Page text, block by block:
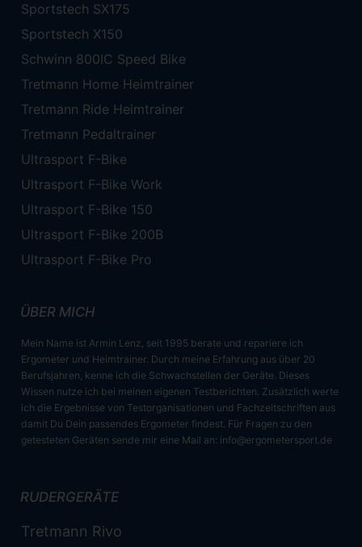
Sportstech SX175
Sportstech X150
Schwinn 800IC Speed Bike
Tretmann Home Heimtrainer
Tretmann Ride Heimtrainer
Tretmann Pedaltrainer
Ultrasport F-Bike
Ultrasport F-Bike Work
Ultrasport F-Bike 150
Ultrasport F-Bike 200B
Ultrasport F-Bike Pro
ÜBER MICH
Mein Name ist Armin Lenz, seit 1995 berate und repariere ich
Ergometer und Heimtrainer. Durch meine Erfahrung aus über 20
Berufsjahren, kenne ich die Schwachstellen der Geräte. Dieses
Wissen nutze ich bei meinen eigenen Testberichten. Zusätzlich werte
ich die Ergebnisse von Testorganisationen und Fachzeitschriften aus
damit Du Dein passendes Ergometer findest. Für Fragen zu den
getesteten Geräten sende mir eine Mail an: info@ergometersport.de
RUDERGERÄTE
Tretmann Rivo